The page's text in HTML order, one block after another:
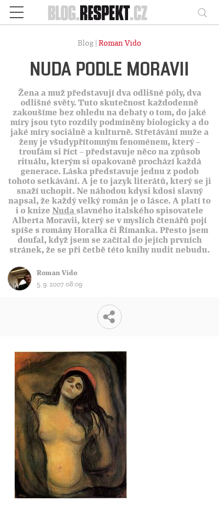
Respekt
Blog | Roman Vido
NUDA PODLE MORAVII
Žena a muž představují dva odlišné póly, dva
odlišné světy. Tuto skutečnost každodenně
zakoušíme bez ohledu na debaty o tom, do jaké
míry jsou tyto rozdíly podmíněny biologicky a do
jaké míry sociálně a kulturně. Střetávání muže a
ženy je všudypřítomným fenoménem, který –
troufám si říct – představuje něco na způsob
rituálu, kterým si opakovaně prochází každá
generace. Láska představuje jednu z podob
tohoto setkávání. A je to jazyk literátů, který se ji
snaží uchopit. Ne náhodou kdysi kdosi slavný
napsal, že každý velký román je o lásce. A platí to
i o knize Nuda slavného italského spisovatele
Alberta Moravii, který se v myslích čtenářů pojí
spíše s romány Horalka či Římanka. Přesto jsem
doufal, když jsem se začítal do jejích prvních
stránek, že se při četbě této knihy nudit nebudu.
Roman Vido
5. 9. 2007 08:09